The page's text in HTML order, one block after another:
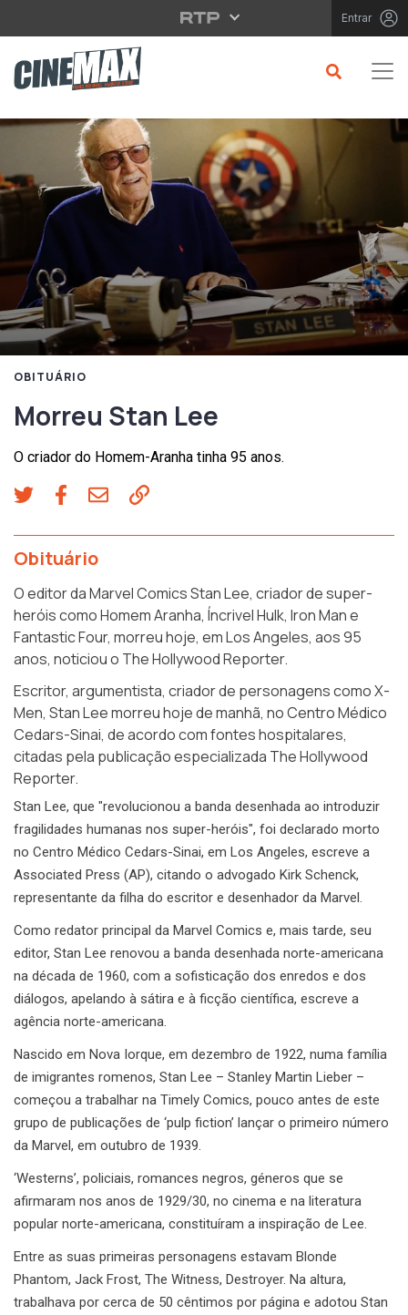
Saltar para o conteúdo principal Entrar
OBITUÁRIO
Morreu Stan Lee
O criador do Homem-Aranha tinha 95 anos.
Obituário
O editor da Marvel Comics Stan Lee, criador de super-
heróis como Homem Aranha, Íncrivel Hulk, Iron Man e
Fantastic Four, morreu hoje, em Los Angeles, aos 95
anos, noticiou o The Hollywood Reporter.
Escritor, argumentista, criador de personagens como X-
Men, Stan Lee morreu hoje de manhã, no Centro Médico
Cedars-Sinai, de acordo com fontes hospitalares,
citadas pela publicação especializada The Hollywood
Reporter.
Stan Lee, que "revolucionou a banda desenhada ao introduzir
fragilidades humanas nos super-heróis", foi declarado morto
no Centro Médico Cedars-Sinai, em Los Angeles, escreve a
Associated Press (AP), citando o advogado Kirk Schenck,
representante da filha do escritor e desenhador da Marvel.
Como redator principal da Marvel Comics e, mais tarde, seu
editor, Stan Lee renovou a banda desenhada norte-americana
na década de 1960, com a sofisticação dos enredos e dos
diálogos, apelando à sátira e à ficção científica, escreve a
agência norte-americana.
Nascido em Nova Iorque, em dezembro de 1922, numa família
de imigrantes romenos, Stan Lee – Stanley Martin Lieber –
começou a trabalhar na Timely Comics, pouco antes de este
grupo de publicações de ‘pulp fiction’ lançar o primeiro número
da Marvel, em outubro de 1939.
‘Westerns’, policiais, romances negros, géneros que se
afirmaram nos anos de 1929/30, no cinema e na literatura
popular norte-americana, constituíram a inspiração de Lee.
Entre as suas primeiras personagens estavam Blonde
Phantom, Jack Frost, The Witness, Destroyer. Na altura,
trabalhava por cerca de 50 cêntimos por página e adotou Stan